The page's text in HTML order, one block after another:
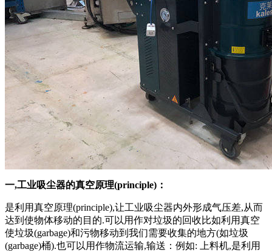
一,工业吸尘器的真空原理(principle)：
是利用真空原理(principle),让工业吸尘器内外形成气压差,从而
达到使物体移动的目的.可以用作对垃圾的回收比如利用真空
使垃圾(garbage)和污物移动到我们需要收集的地方(如垃圾
(garbage)桶).也可以用作物流运输,输送：例如: 上料机,是利用